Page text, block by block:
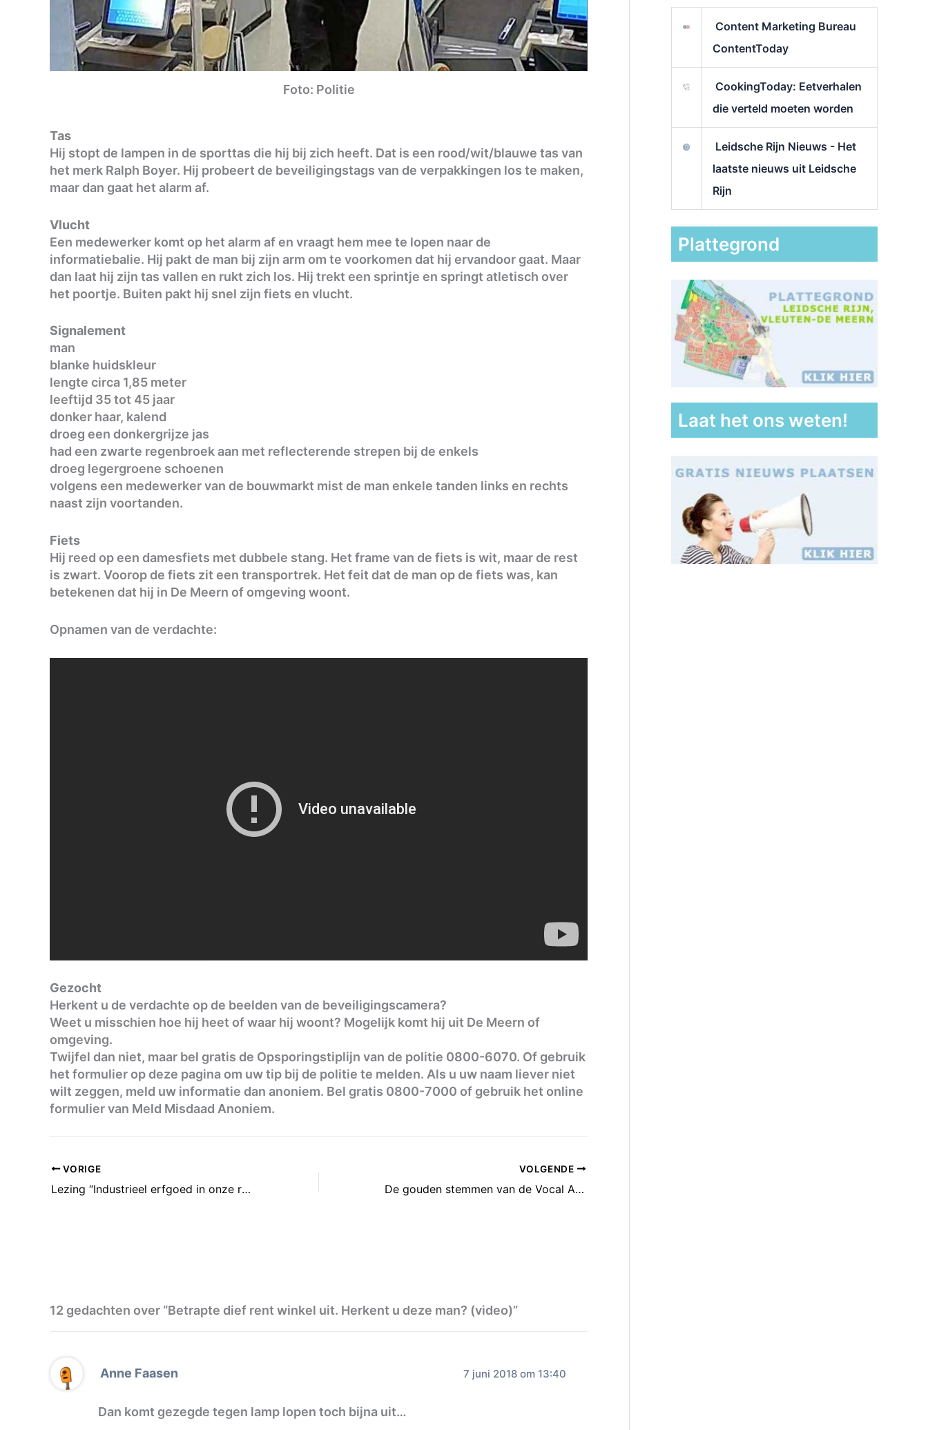
Foto: Politie
Tas
Hij stopt de lampen in de sporttas die hij bij zich heeft. Dat is een rood/wit/blauwe tas van
het merk Ralph Boyer. Hij probeert de beveiligingstags van de verpakkingen los te maken,
maar dan gaat het alarm af.
Vlucht
Een medewerker komt op het alarm af en vraagt hem mee te lopen naar de
informatiebalie. Hij pakt de man bij zijn arm om te voorkomen dat hij ervandoor gaat. Maar
dan laat hij zijn tas vallen en rukt zich los. Hij trekt een sprintje en springt atletisch over
het poortje. Buiten pakt hij snel zijn fiets en vlucht.
Signalement
man
blanke huidskleur
lengte circa 1,85 meter
leeftijd 35 tot 45 jaar
donker haar, kalend
droeg een donkergrijze jas
had een zwarte regenbroek aan met reflecterende strepen bij de enkels
droeg legergroene schoenen
volgens een medewerker van de bouwmarkt mist de man enkele tanden links en rechts
naast zijn voortanden.
Fiets
Hij reed op een damesfiets met dubbele stang. Het frame van de fiets is wit, maar de rest
is zwart. Voorop de fiets zit een transportrek. Het feit dat de man op de fiets was, kan
betekenen dat hij in De Meern of omgeving woont.
Opnamen van de verdachte:
Gezocht
Herkent u de verdachte op de beelden van de beveiligingscamera?
Weet u misschien hoe hij heet of waar hij woont? Mogelijk komt hij uit De Meern of
omgeving.
Twijfel dan niet, maar bel gratis de Opsporingstiplijn van de politie 0800-6070. Of gebruik
het formulier op deze pagina om uw tip bij de politie te melden. Als u uw naam liever niet
wilt zeggen, meld uw informatie dan anoniem. Bel gratis 0800-7000 of gebruik het online
formulier van Meld Misdaad Anoniem.
VORIGE
Lezing “Industrieel erfgoed in onze regio” door Erik Nijhof
VOLGENDE
De gouden stemmen van de Vocal Arts Academy in Azotod op 8 juli
12 gedachten over “Betrapte dief rent winkel uit. Herkent u deze man? (video)”
Anne Faasen 7 juni 2018 om 13:40
Dan komt gezegde tegen lamp lopen toch bijna uit…
Content Marketing Bureau
ContentToday
CookingToday: Eetverhalen
die verteld moeten worden
Leidsche Rijn Nieuws - Het
laatste nieuws uit Leidsche
Rijn
Plattegrond
Laat het ons weten!